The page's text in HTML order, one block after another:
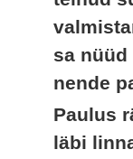
sa
nende
Paulus
läbi